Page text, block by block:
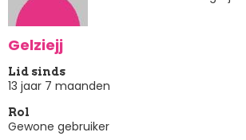
Gelziejj
Lid sinds
13 jaar 7 maanden
Rol
Gewone gebruiker